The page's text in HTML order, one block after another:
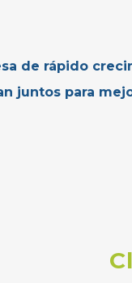
de rápido
juntos para